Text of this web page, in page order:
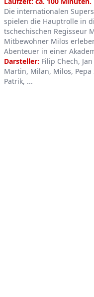
Die internationalen
spielen die Hauptrolle in
tschechischen Regisseur
Mitbewohner Milos
Abenteuer in einer
Darsteller: Filip Chech,
Martin, Milan, Milos, Pepa
Patrik, ...